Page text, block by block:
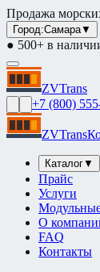
Продажа
Город:Самара▼
● 500+ в
ZVTrans
+7 (800)
ZVTrans
Каталог▼
Прайс
Услуги
О
FAQ
Контакты